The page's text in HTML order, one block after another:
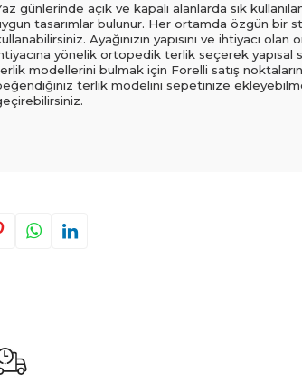
günlerinde açık ve kapalı alanlarda sık
tasarımlar bulunur. Her ortamda özgün bir
Ayağınızın yapısını ve ihtiyacı
yönelik ortopedik terlik seçerek yapısal
modellerini bulmak için Forelli satış
terlik modelini sepetinize